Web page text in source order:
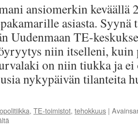
ansiomerkin keväällä
asiasta. Syynä
Uudenmaan TE-
niin itselleni,
on niin tiukka ja
nykypäivän tilanteita
, TE-toimistot, tehokkuus |